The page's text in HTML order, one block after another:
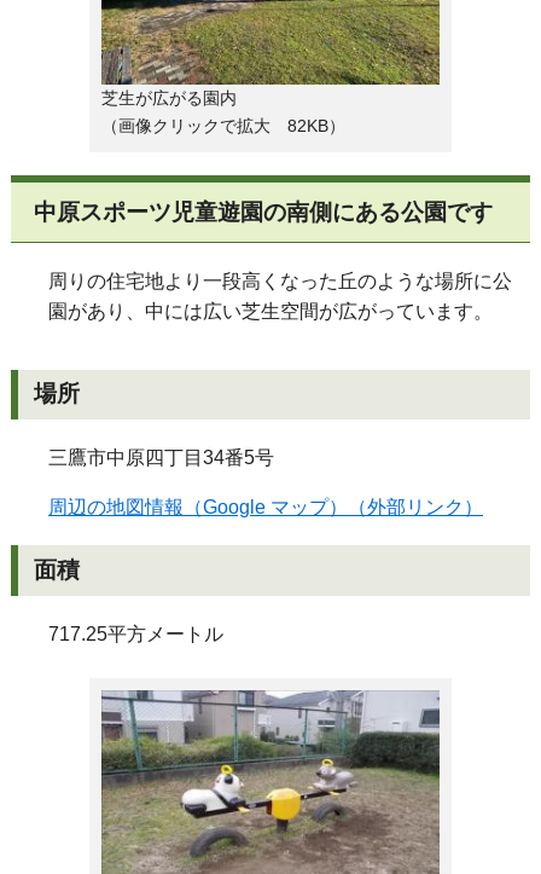
芝生が広がる園内
（画像クリックで拡大 82KB）
中原スポーツ児童遊園の南側にある公園です
周りの住宅地より一段高くなった丘のような場所に公
園があり、中には広い芝生空間が広がっています。
場所
三鷹市中原四丁目34番5号
周辺の地図情報（Google マップ）（外部リンク）
面積
717.25平方メートル